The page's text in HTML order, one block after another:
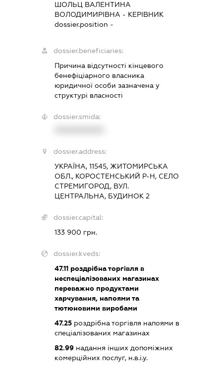
ШОЛЬЦ ВАЛЕНТИНА
ВОЛОДИМИРІВНА - КЕРІВНИК
dossier.position -
dossier.beneficiaries:
Причина відсутності кінцевого
бенефіціарного власника
юридичної особи зазначена у
структурі власності
dossier.smida:
dossier.address:
УКРАЇНА, 11545, ЖИТОМИРСЬКА
ОБЛ., КОРОСТЕНСЬКИЙ Р-Н, СЕЛО
СТРЕМИГОРОД, ВУЛ.
ЦЕНТРАЛЬНА, БУДИНОК 2
dossier.capital:
133 900 грн.
dossier.kveds:
47.11 роздрібна торгівля в
неспеціалізованих магазинах
переважно продуктами
харчування, напоями та
тютюновими виробами
47.25 роздрібна торгівля напоями в
спеціалізованих магазинах
82.99 надання інших допоміжних
комерційних послуг, н.в.і.у.